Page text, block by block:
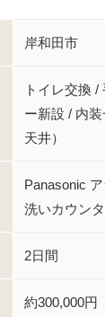
岸和田市
トイレ交換 /
ー新設 / 内装
天井）
Panasonic
洗いカウン
2日間
約300,000円